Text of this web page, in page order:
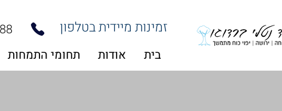
זמינות מיידית בטלפון
בית אודות תחומי התמחות